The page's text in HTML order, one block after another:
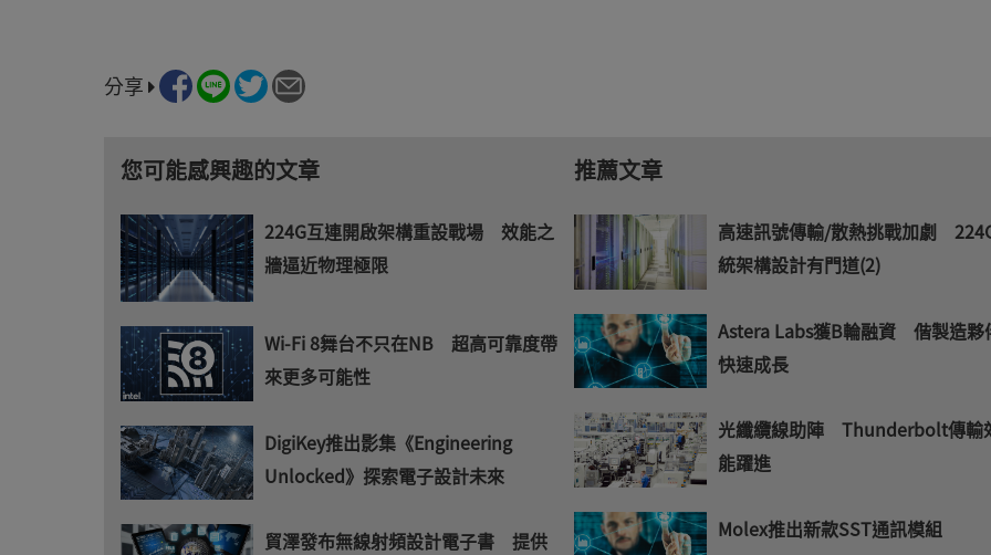
分享
您可能感興趣的文章
224G互連開啟架構重設戰場 效能之
牆逼近物理極限
Wi-Fi 8舞台不只在NB 超高可靠度帶
來更多可能性
DigiKey推出影集《Engineering
Unlocked》探索電子設計未來
貿澤發布無線射頻設計電子書 提供
推薦文章
高速訊號傳輸/散熱挑戰加劇
統架構設計有門道(2)
Astera Labs獲B輪融資 偕製造夥
快速成長
光纖纜線助陣 Thunderbolt傳輸
能躍進
Molex推出新款SST通訊模組